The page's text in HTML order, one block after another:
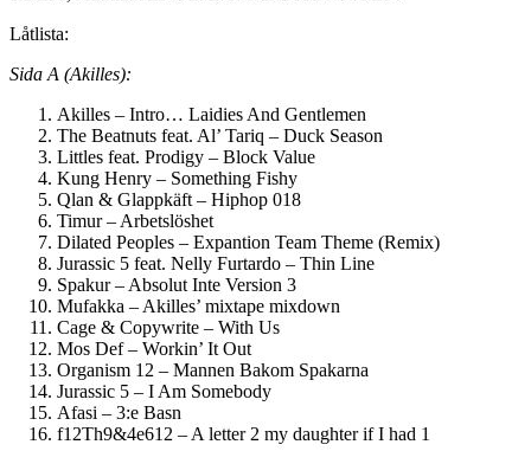
Låtlista:
Sida A (Akilles):
Akilles – Intro… Laidies And Gentlemen
The Beatnuts feat. Al’ Tariq – Duck Season
Littles feat. Prodigy – Block Value
Kung Henry – Something Fishy
Qlan & Glappkäft – Hiphop 018
Timur – Arbetslöshet
Dilated Peoples – Expantion Team Theme (Remix)
Jurassic 5 feat. Nelly Furtardo – Thin Line
Spakur – Absolut Inte Version 3
Mufakka – Akilles’ mixtape mixdown
Cage & Copywrite – With Us
Mos Def – Workin’ It Out
Organism 12 – Mannen Bakom Spakarna
Jurassic 5 – I Am Somebody
Afasi – 3:e Basn
f12Th9&4e612 – A letter 2 my daughter if I had 1